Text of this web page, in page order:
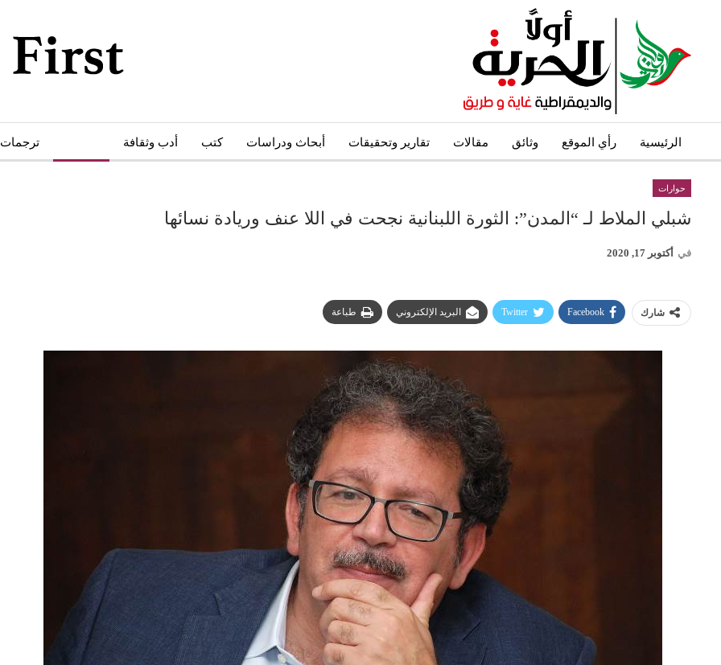
الرئيسية رأي الموقع وثائق مقالات تقارير وتحقيقات أبحاث ودراسات كتب أدب وثقافة ترجمات
حوارات
شبلي الملاط لـ “المدن”: الثورة اللبنانية نجحت في اللا عنف وريادة نسائها
في أكتوبر 17, 2020
شارك Facebook
Twitter البريد الإلكتروني طباعة
نحو استراتيجيّة للمعارضة السوريّة بشأن التحديات الصّهيونيّة
نوفمبر 27, 2024
قمة الرياض: أقوال تنتظر أفعالاً
نوفمبر 27, 2024
تعيينات ترامب: أنت لا تجني من الشوك العنب!
ابن بطوطة عند تخوم سيبيريا!
نوفمبر 27, 2024